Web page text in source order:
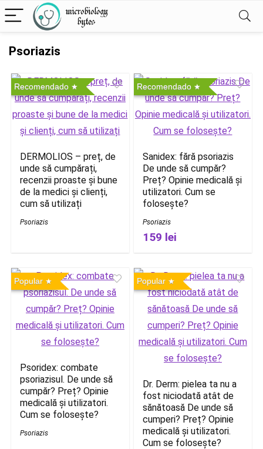
Psoriazis
Recomendado
DERMOLIOS – preț, de
unde să cumpărați,
recenzii proaste și bune
de la medici și clienți,
cum să utilizați
Psoriazis
Recomendado
Sanidex: fără psoriazis
De unde să cumpăr?
Preț? Opinie medicală și
utilizatori. Cum se
folosește?
Psoriazis
159 lei
Popular
Psoridex: combate
psoriazisul. De unde să
cumpăr? Preț? Opinie
medicală și utilizatori.
Cum se folosește?
Psoriazis
Popular
Dr. Derm: pielea ta nu a
fost niciodată atât de
sănătoasă De unde să
cumperi? Preț? Opinie
medicală și utilizatori.
Cum se folosește?